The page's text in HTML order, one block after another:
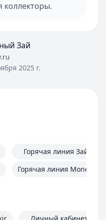
коллекторы.
Зай
2025 г.
Горячая линия Займер
Горячая линия